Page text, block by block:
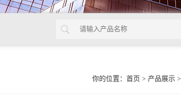
你的位置： 首页 > 产品展示>